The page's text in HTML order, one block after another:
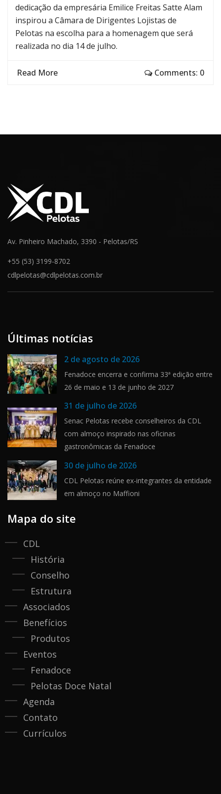
dedicação da empresária Emilice Freitas Satte Alam
inspirou a Câmara de Dirigentes Lojistas de
Pelotas na escolha para a homenagem que será
realizada no dia 14 de julho.
Read More Comments: 0
Av. Pinheiro Machado, 3390 - Pelotas/RS
+55 (53) 3199-8702
cdlpelotas@cdlpelotas.com.br
Últimas notícias
2 de agosto de 2026
Fenadoce encerra e confirma 33ª edição entre
26 de maio e 13 de junho de 2027
31 de julho de 2026
Senac Pelotas recebe conselheiros da CDL
com almoço inspirado nas oficinas
gastronômicas da Fenadoce
30 de julho de 2026
CDL Pelotas reúne ex-integrantes da entidade
em almoço no Maffioni
Mapa do site
CDL
História
Conselho
Estrutura
Associados
Benefícios
Produtos
Eventos
Fenadoce
Pelotas Doce Natal
Agenda
Contato
Currículos